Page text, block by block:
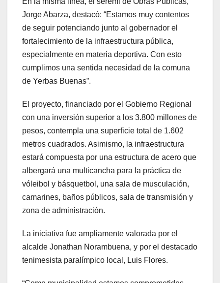
Jorge Abarza, destacó: “Estamos muy contentos
de seguir potenciando junto al gobernador el
fortalecimiento de la infraestructura pública,
especialmente en materia deportiva. Con esto
cumplimos una sentida necesidad de la comuna
de Yerbas Buenas”.
El proyecto, financiado por el Gobierno Regional
con una inversión superior a los 3.800 millones de
pesos, contempla una superficie total de 1.602
metros cuadrados. Asimismo, la infraestructura
estará compuesta por una estructura de acero que
albergará una multicancha para la práctica de
vóleibol y básquetbol, una sala de musculación,
camarines, baños públicos, sala de transmisión y
zona de administración.
La iniciativa fue ampliamente valorada por el
alcalde Jonathan Norambuena, y por el destacado
tenimesista paralímpico local, Luis Flores.